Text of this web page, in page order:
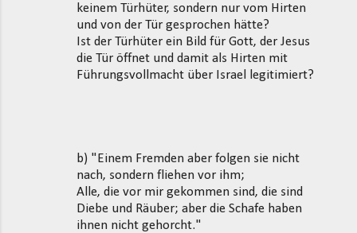
keinem Türhüter, sondern nur vom Hirten
und von der Tür gesprochen hätte?
Ist der Türhüter ein Bild für Gott, der Jesus
die Tür öffnet und damit als Hirten mit
Führungsvollmacht über Israel legitimiert?
b) "Einem Fremden aber folgen sie nicht
nach, sondern fliehen vor ihm;
Alle, die vor mir gekommen sind, die sind
Diebe und Räuber; aber die Schafe haben
ihnen nicht gehorcht."